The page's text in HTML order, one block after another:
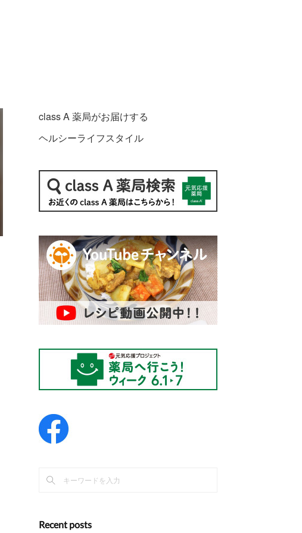
class A 薬局がお届けする
ヘルシーライフスタイル
Recent posts